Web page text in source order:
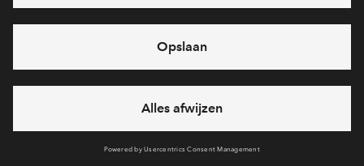
't Erf
132 - 165 m²